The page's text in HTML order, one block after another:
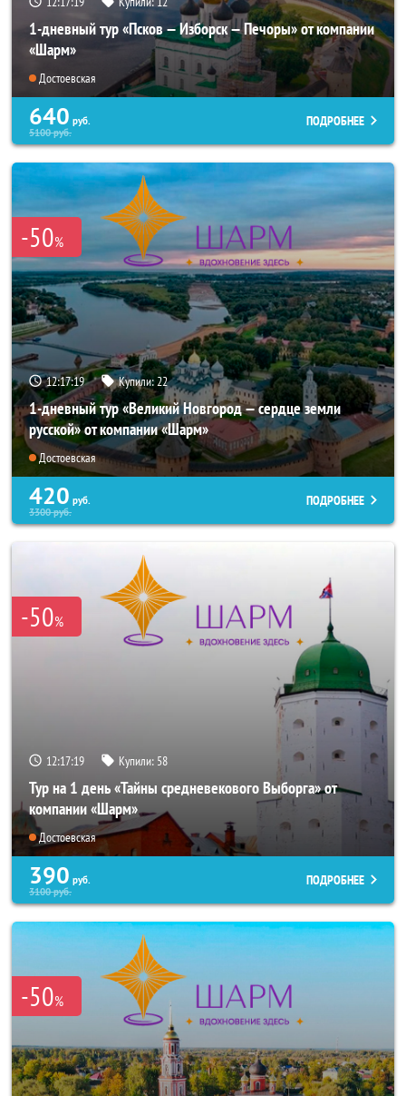
1-дневный тур «Псков — Изборск — Печоры» от компании
«Шарм»
Достоевская
640 руб.
5100руб.
ПОДРОБНЕЕ
-50%
12:17:18 Купили: 22
1-дневный тур «Великий Новгород — сердце земли
русской» от компании «Шарм»
Достоевская
420 руб.
3300руб.
ПОДРОБНЕЕ
-50%
12:17:18 Купили: 58
Тур на 1 день «Тайны средневекового Выборга» от
компании «Шарм»
Достоевская
390 руб.
3100руб.
ПОДРОБНЕЕ
-50%